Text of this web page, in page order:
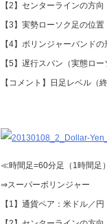
【2】センターラインの方
【3】実勢ローソク足の位
【4】ボリンジャーバンド
【5】遅行スパン（実態ロ
【コメント】日足レベル
≪時間足=60分足（1時間足
⇒スーパーボリンジャー
【1】通貨ペア：米ドル／円